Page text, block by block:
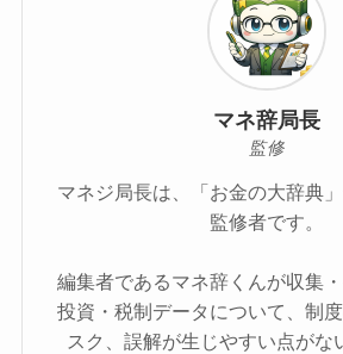
マネ辞局長
監修
マネジ局長は、「お金の大辞典
監修者です。
編集者であるマネ辞くんが収集
投資・税制データについて、制
スク、誤解が生じやすい点がな